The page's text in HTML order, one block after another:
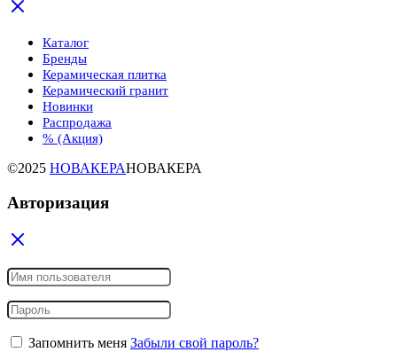
Каталог
Бренды
Керамическая плитка
Керамический гранит
Новинки
Распродажа
% (Акция)
©2025 НОВАКЕРАНОВАКЕРА
Авторизация
Запомнить меня Забыли свой пароль?